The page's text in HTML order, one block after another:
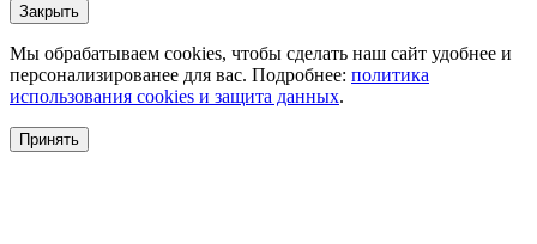
Закрыть
Мы обрабатываем cookies, чтобы сделать наш сайт удобнее и
персонализированее для вас. Подробнее: политика
использования cookies и защита данных.
Принять